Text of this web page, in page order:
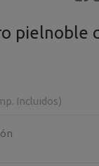
pielnoble
Incluidos)